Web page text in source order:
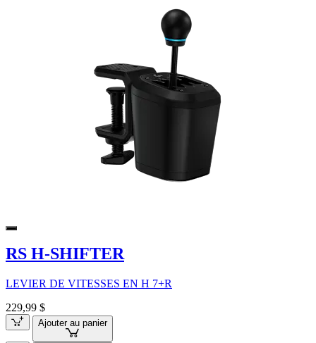
RS H-SHIFTER
LEVIER DE VITESSES EN H 7+R
229,99 $
Ajouter au panier